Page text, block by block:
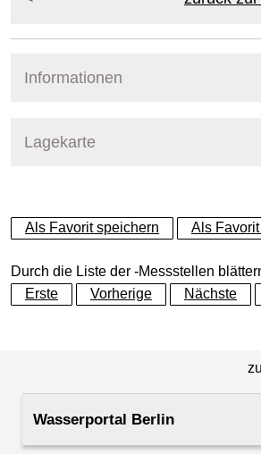
Informationen
Lagekarte
+
−
Als Favorit speichern Als
Durch die Liste der -Messstellen
Erste
Vorherige Nächste
Wasserportal Berlin